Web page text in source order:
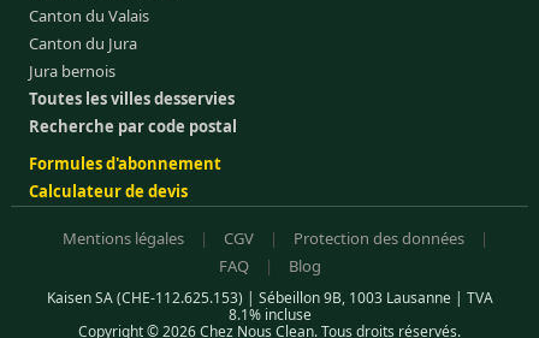
Canton du Valais
Canton du Jura
Jura bernois
Toutes les villes desservies
Recherche par code postal
Formules d'abonnement
Calculateur de devis
Mentions légales | CGV | Protection des données
|
FAQ
| Blog
Kaisen SA (CHE-112.625.153) | Sébeillon 9B, 1003 Lausanne | TVA
8.1% incluse
Copyright © 2026 Chez Nous Clean. Tous droits réservés.